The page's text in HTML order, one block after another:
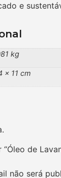
e
kg
× 11 cm
de
não será